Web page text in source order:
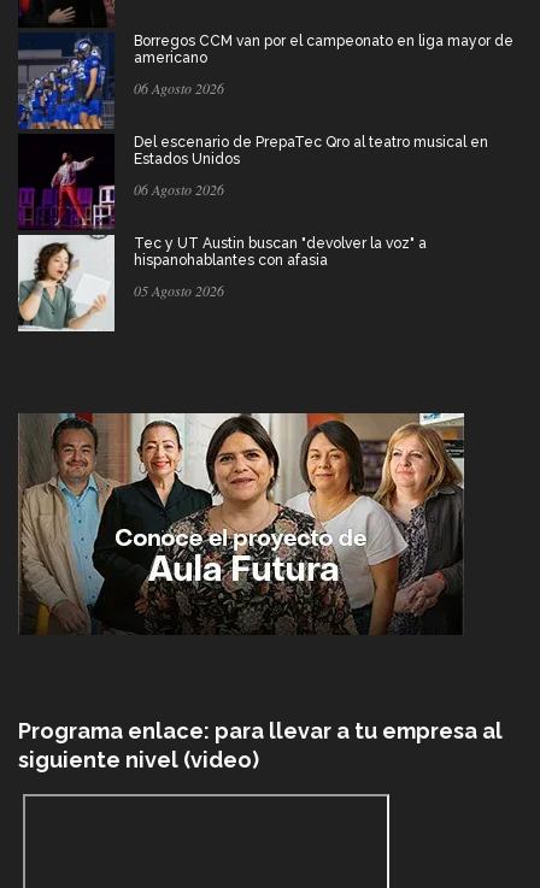
Borregos CCM van por el campeonato en liga mayor de
americano
06 Agosto 2026
Del escenario de PrepaTec Qro al teatro musical en
Estados Unidos
06 Agosto 2026
Tec y UT Austin buscan "devolver la voz" a
hispanohablantes con afasia
05 Agosto 2026
Programa enlace: para llevar a tu empresa al
siguiente nivel (video)